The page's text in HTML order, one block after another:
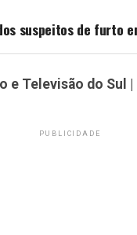
suspeitos de furto
e Televisão do Sul |
PUBLICIDADE